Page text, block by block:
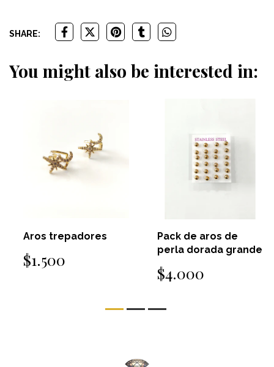
SHARE:
You might also be interested in:
Aros trepadores
$1.500
Pack de aros de
perla dorada grande
$4.000